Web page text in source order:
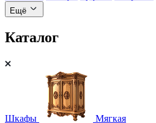
Ещё
Каталог
Шкафы Мягкая